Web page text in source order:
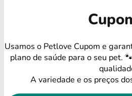
Usamos o Petlove Cupom e
plano de saúde para o seu pet.
A variedade e os preços